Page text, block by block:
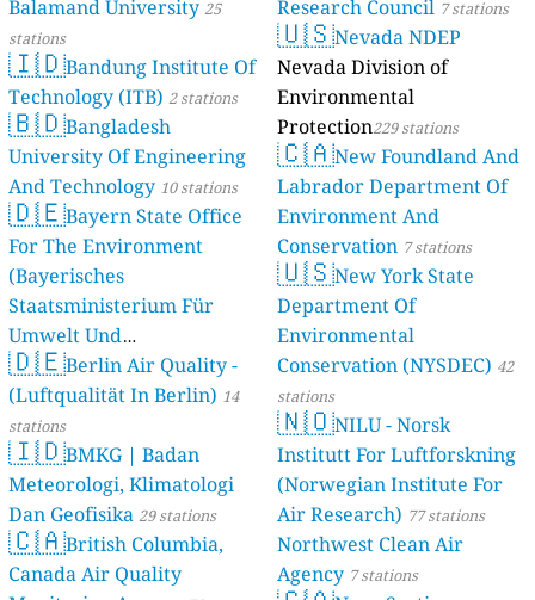
stations
Balamand University25
stations
🇮🇩Bandung Institute Of
Technology (ITB) 2 stations
🇧🇩Bangladesh
University Of Engineering
And Technology 10 stations
🇩🇪Bayern State Office
For The Environment
(Bayerisches
Staatsministerium Für
Umwelt Und
Verbraucherschutz) - LfU
46 stations
🇩🇪Berlin Air Quality -
(Luftqualität In Berlin) 14
stations
🇮🇩BMKG | Badan
Meteorologi, Klimatologi
Dan Geofisika 29 stations
🇨🇦British Columbia,
Canada Air Quality
Research Council 7 stations
🇺🇸Nevada NDEP
Nevada Division of
Environmental
Protection229 stations
🇨🇦New Foundland And
Labrador Department Of
Environment And
Conservation 7 stations
🇺🇸New York State
Department Of
Environmental
Conservation (NYSDEC) 42
stations
🇳🇴NILU - Norsk
Institutt For Luftforskning
(Norwegian Institute For
Air Research) 77 stations
Northwest Clean Air
Agency 7 stations